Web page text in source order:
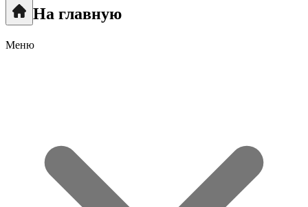
На главную
Меню